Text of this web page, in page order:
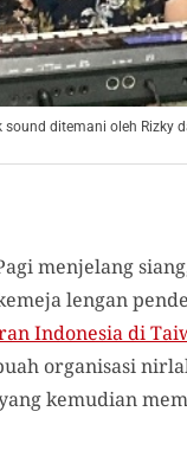
sound ditemani oleh
menjelang
lengan
Indonesia di
organisasi
kemudian